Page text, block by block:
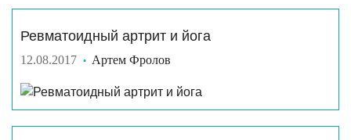
Ревматоидный артрит и йога
12.08.2017 Артем Фролов